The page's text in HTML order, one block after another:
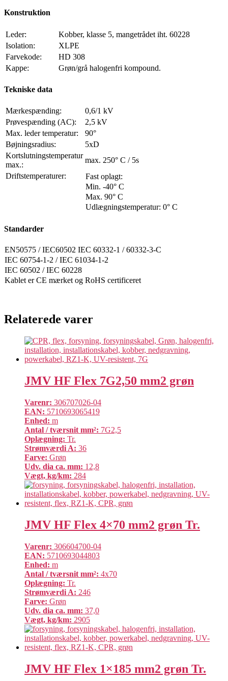
Konstruktion
Leder:
Kobber, klasse 5, mangetrådet iht. 60228
Isolation:
XLPE
Farvekode:
HD 308
Kappe:
Grøn/grå halogenfri kompound.
Tekniske data
Mærkespænding:
0,6/1 kV
Prøvespænding (AC):
2,5 kV
Max. leder temperatur:
90°
Bøjningsradius:
5xD
Kortslutningstemperatur
max.:
max. 250° C / 5s
Driftstemperaturer:
Fast oplagt:
Min. -40° C
Max. 90° C
Udlægningstemperatur: 0° C
Standarder
EN50575 / IEC60502 IEC 60332-1 / 60332-3-C
IEC 60754-1-2 / IEC 61034-1-2
IEC 60502 / IEC 60228
Kablet er CE mærket og RoHS certificeret
Relaterede varer
JMV HF Flex 7G2,50 mm2 grøn
Varenr: 306707026-04
EAN: 5710693065419
Enhed: m
Antal / tværsnit mm²: 7G2,5
Oplægning: Tr.
Strømværdi A: 36
Farve: Grøn
Udv. dia ca. mm: 12,8
Vægt, kg/km: 284
JMV HF Flex 4×70 mm2 grøn Tr.
Varenr: 306604700-04
EAN: 5710693044803
Enhed: m
Antal / tværsnit mm²: 4x70
Oplægning: Tr.
Strømværdi A: 246
Farve: Grøn
Udv. dia ca. mm: 37,0
Vægt, kg/km: 2905
JMV HF Flex 1×185 mm2 grøn Tr.